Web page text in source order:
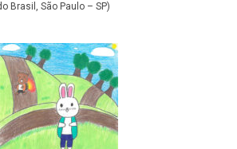
Brasil, São Paulo – SP)